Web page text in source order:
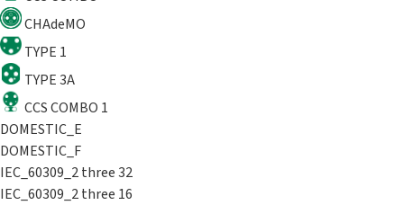
CHAdeMO
TYPE 1
TYPE 3A
CCS COMBO 1
DOMESTIC_E
DOMESTIC_F
IEC_60309_2 three 32
IEC_60309_2 three 16